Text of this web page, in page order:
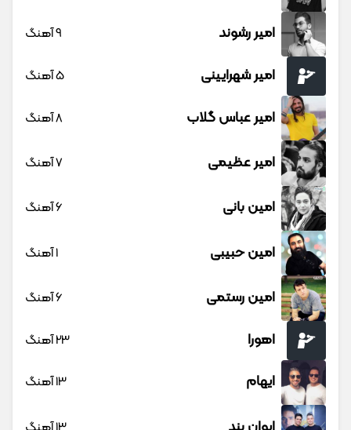
امیر رشوند 9 آهنگ
امیر شهرایینی 5 آهنگ
امیر عباس گلاب 8 آهنگ
امیر عظیمی 7 آهنگ
امین بانی 6 آهنگ
امین حبیبی 1 آهنگ
امین رستمی 6 آهنگ
اهورا 23 آهنگ
ایهام 13 آهنگ